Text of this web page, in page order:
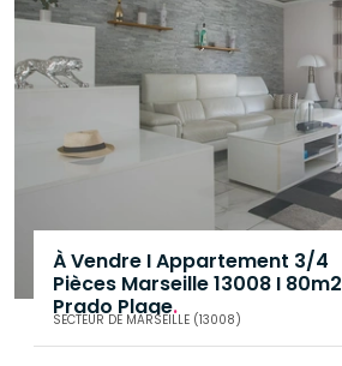
À Vendre I Appartement 3/4
Pièces Marseille 13008 I 80m2
Prado Plage.
SECTEUR DE MARSEILLE (13008)